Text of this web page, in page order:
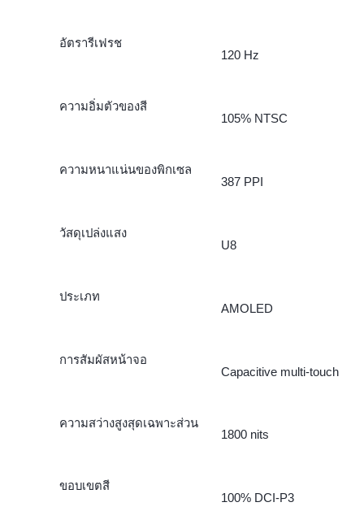
อัตรารีเฟรช
120 Hz
ความอิ่มตัวของสี
105% NTSC
ความหนาแน่นของพิกเซล
387 PPI
วัสดุเปล่งแสง
U8
ประเภท
AMOLED
การสัมผัสหน้าจอ
Capacitive multi-touch
ความสว่างสูงสุดเฉพาะส่วน
1800 nits
ขอบเขตสี
100% DCI-P3